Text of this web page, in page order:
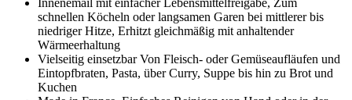
Innenemail mit einfacher Lebensmittelfreigabe, Zum
schnellen Köcheln oder langsamen Garen bei mittlerer bis
niedriger Hitze, Erhitzt gleichmäßig mit anhaltender
Wärmeerhaltung
Vielseitig einsetzbar Von Fleisch- oder Gemüseaufläufen und
Eintopfbraten, Pasta, über Curry, Suppe bis hin zu Brot und
Kuchen